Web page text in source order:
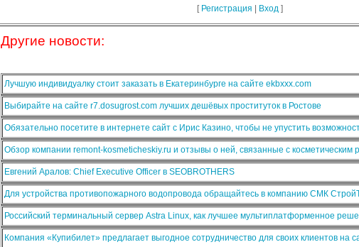
[ Регистрация Вход]
Другие новости:
Лучшую индивидуалку стоит заказать в Екатеринбурге на сайте ekbxxx.com
Выбирайте на сайте r7.dosugrost.com лучших дешёвых проституток в Ростове
Обязательно посетите в интернете сайт с Ирис Казино, чтобы не упустить
Обзор компании remont-kosmeticheskiy.ru и отзывы о ней, связанные с косметическим
Евгений Аралов: Chief Executive Officer в SEOBROTHERS
Для устройства противопожарного водопровода обращайтесь в компанию СМК
Российский терминальный сервер Astra Linux, как лучшее мультиплатформенное
Компания «Купибилет» предлагает выгодное сотрудничество для своих клиентов на